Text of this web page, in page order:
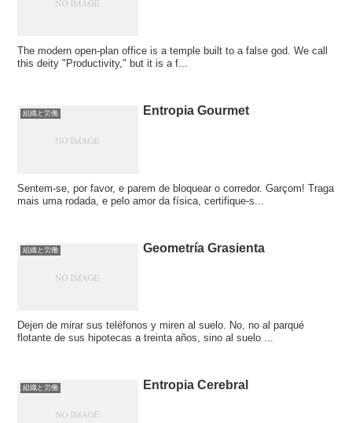
The modern open-plan office is a temple built to a false god. We call
this deity "Productivity," but it is a f...
組織と労働 Entropia Gourmet
Sentem-se, por favor, e parem de bloquear o corredor. Garçom! Traga
mais uma rodada, e pelo amor da física, certifique-s...
組織と労働 Geometría Grasienta
Dejen de mirar sus teléfonos y miren al suelo. No, no al parqué
flotante de sus hipotecas a treinta años, sino al suelo ...
組織と労働 Entropia Cerebral